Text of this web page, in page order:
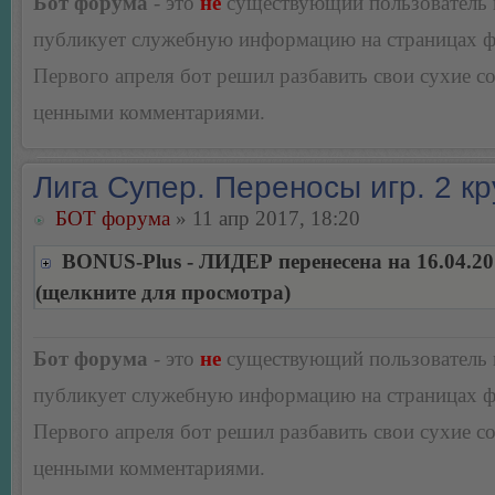
публикует служебную информацию на страницах
Первого апреля бот решил разбавить свои сухие
ценными комментариями.
Лига Супер. Переносы игр. 2
БОТ форума » 11 апр 2017, 18:20
BONUS-Plus - ЛИДЕР перенесена на
(щелкните для просмотра)
Бот форума - это не существующий пользователь
публикует служебную информацию на страницах
Первого апреля бот решил разбавить свои сухие
ценными комментариями.